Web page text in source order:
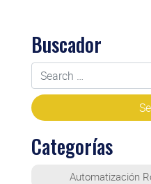
Buscador
Categorías
Automatización